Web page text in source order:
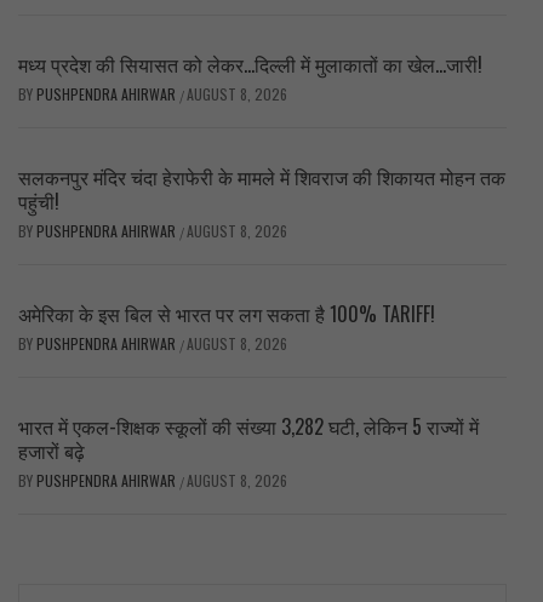
मध्य प्रदेश की सियासत को लेकर…दिल्ली में मुलाकातों का खेल…जारी!
BY PUSHPENDRA AHIRWAR /AUGUST 8, 2026
सलकनपुर मंदिर चंदा हेराफेरी के मामले में शिवराज की शिकायत मोहन तक
पहुंची!
BY PUSHPENDRA AHIRWAR /AUGUST 8, 2026
अमेरिका के इस बिल से भारत पर लग सकता है 100% TARIFF!
BY PUSHPENDRA AHIRWAR /AUGUST 8, 2026
भारत में एकल-शिक्षक स्कूलों की संख्या 3,282 घटी, लेकिन 5 राज्यों में
हजारों बढ़े
BY PUSHPENDRA AHIRWAR /AUGUST 8, 2026